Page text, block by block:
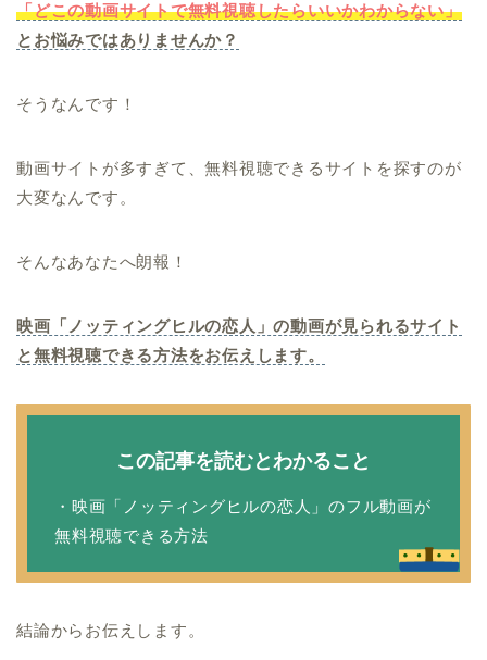
「どこの動画サイトで無料視聴したらいいかわからない」
とお悩みではありませんか？
そうなんです！
動画サイトが多すぎて、無料視聴できるサイトを探すのが
大変なんです。
そんなあなたへ朗報！
映画「ノッティングヒルの恋人」の動画が見られるサイト
と無料視聴できる方法をお伝えします。
この記事を読むとわかること
・映画「ノッティングヒルの恋人」のフル動画が
無料視聴できる方法
結論からお伝えします。